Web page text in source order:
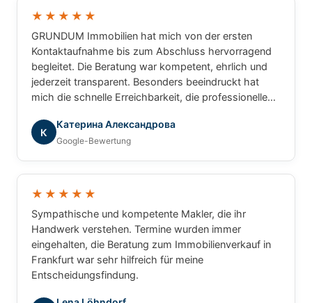
★★★★★
GRUNDUM Immobilien hat mich von der ersten
Kontaktaufnahme bis zum Abschluss hervorragend
begleitet. Die Beratung war kompetent, ehrlich und
jederzeit transparent. Besonders beeindruckt hat
mich die schnelle Erreichbarkeit, die professionelle
Immobilien. Ich hatte zu jeder Zeit das Gefühl, dass
nicht einfach nur eine Immobilie vermittelt wird,
sondern dass meine persönlichen Interessen und
Wünsche im Mittelpunkt stehen. Alle Fragen wurden
verständlich beantwortet und der gesamte Ablauf
zuverlässigen, engagierten und vertrauenswürdigen
Immobilienpartner sucht, ist bei GRUNDUM
Immobilien bestens aufgehoben. Eine klare
Empfehlung – vielen Dank für die ausgezeichnete
Zusammenarbeit!
К
Катерина Александрова
Google-Bewertung
★★★★★
Sympathische und kompetente Makler, die ihr
Handwerk verstehen. Termine wurden immer
eingehalten, die Beratung zum Immobilienverkauf in
Frankfurt war sehr hilfreich für meine
Entscheidungsfindung.